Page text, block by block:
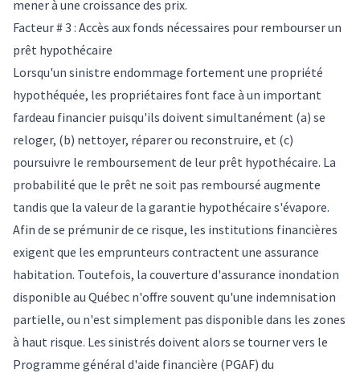
mener à une croissance des prix.
Facteur # 3 : Accès aux fonds nécessaires pour rembourser un
prêt hypothécaire
Lorsqu'un sinistre endommage fortement une propriété
hypothéquée, les propriétaires font face à un important
fardeau financier puisqu'ils doivent simultanément (a) se
reloger, (b) nettoyer, réparer ou reconstruire, et (c)
poursuivre le remboursement de leur prêt hypothécaire. La
probabilité que le prêt ne soit pas remboursé augmente
tandis que la valeur de la garantie hypothécaire s'évapore.
Afin de se prémunir de ce risque, les institutions financières
exigent que les emprunteurs contractent une assurance
habitation. Toutefois, la couverture d'assurance inondation
disponible au Québec n'offre souvent qu'une indemnisation
partielle, ou n'est simplement pas disponible dans les zones
à haut risque. Les sinistrés doivent alors se tourner vers le
Programme général d'aide financière (PGAF) du